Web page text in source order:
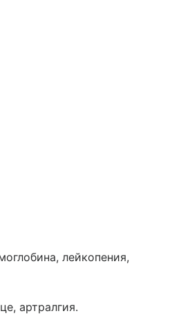
лейкопения,
артралгия.